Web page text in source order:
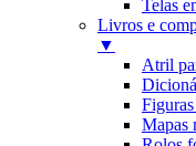
Telas
Livros e
▼
Atril
Mapas